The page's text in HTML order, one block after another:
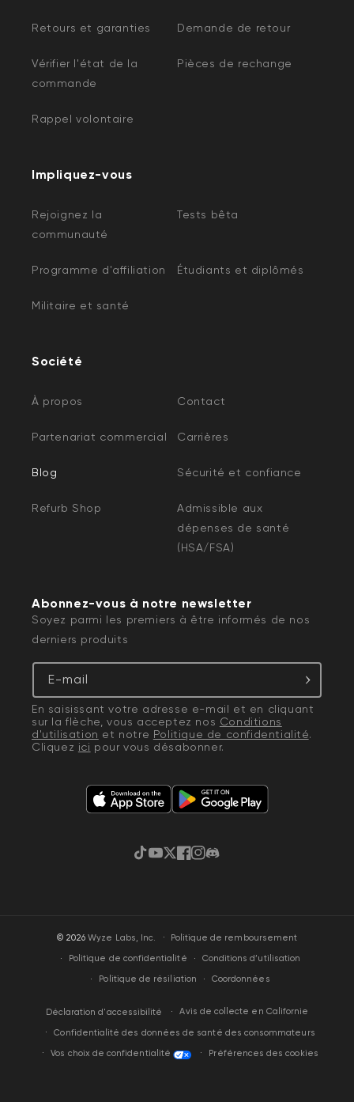
Retours et garanties Demande de retour
Vérifier l'état de la
commande
Pièces de rechange
Rappel volontaire
Impliquez-vous
Rejoignez la
communauté
Tests bêta
Programme d'affiliation Étudiants et diplômés
Militaire et santé
Société
À propos Contact
Partenariat commercial Carrières
Blog Sécurité et confiance
Refurb Shop
Admissible aux
dépenses de santé
(HSA/FSA)
Abonnez-vous à notre newsletter
Soyez parmi les premiers à être informés de nos
derniers produits
E-mail
En saisissant votre adresse e-mail et en cliquant
sur la flèche, vous acceptez nos Conditions
d'utilisation et notre Politique de confidentialité.
Cliquez ici pour vous désabonner.
TikTokYouTube
Gazouillement
Facebook
Instagram
Discorde
© 2026Wyze Labs, Inc. ·
Politique de remboursement
Politique de confidentialité
Conditions d’utilisation
Politique de résiliation
Coordonnées
Déclaration d'accessibilité Avis de collecte en Californie
Confidentialité des données de santé des consommateurs
Vos choix de confidentialité
Préférences des cookies